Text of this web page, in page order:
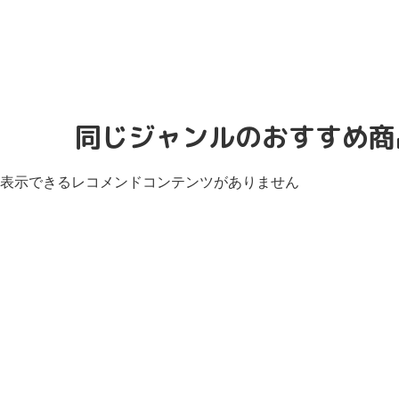
同じジャンルのおすすめ
表示できるレコメンドコンテンツがありません